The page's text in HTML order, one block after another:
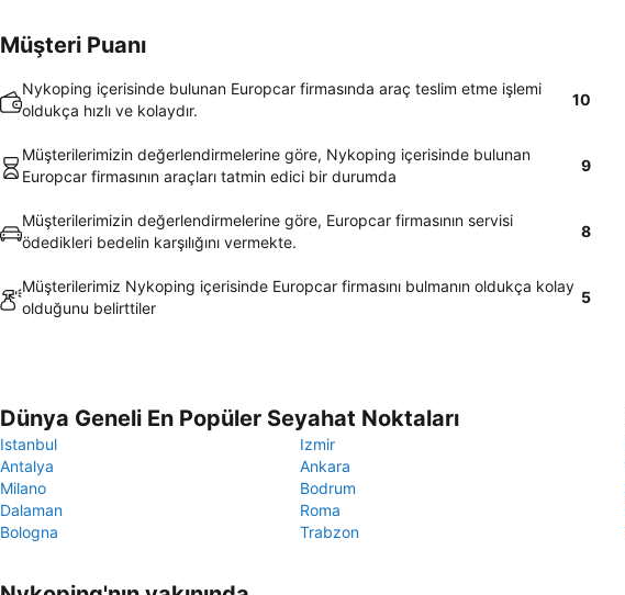
Müşteri Puanı
Nykoping içerisinde bulunan Europcar firmasında araç teslim etme işlemi
oldukça hızlı ve kolaydır.
10
Müşterilerimizin değerlendirmelerine göre, Nykoping içerisinde bulunan
Europcar firmasının araçları tatmin edici bir durumda
9
Müşterilerimizin değerlendirmelerine göre, Europcar firmasının servisi
ödedikleri bedelin karşılığını vermekte.
8
Müşterilerimiz Nykoping içerisinde Europcar firmasını bulmanın oldukça kolay
olduğunu belirttiler
5
Dünya Geneli En Popüler Seyahat Noktaları
Istanbul
Izmir
Antalya
Ankara
Milano
Bodrum
Dalaman
Roma
Bologna
Trabzon